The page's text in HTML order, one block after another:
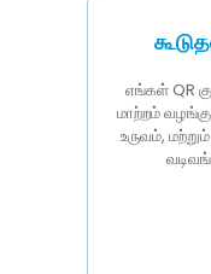
எங்கள் QR
மாற்றம்
உருவம்,